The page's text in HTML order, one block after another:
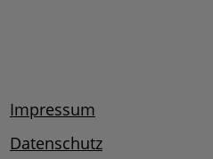
Impressum
Datenschutz